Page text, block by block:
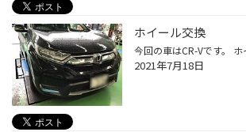
ホイール交換
2021年7月18日